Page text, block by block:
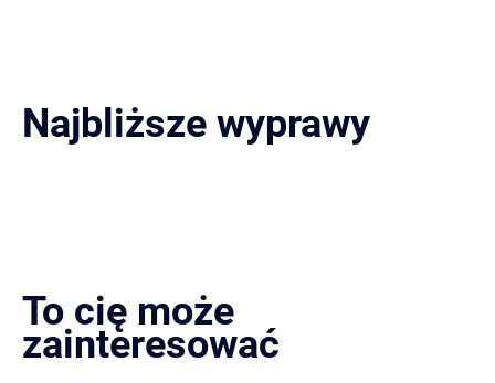
Najbliższe wyprawy
To cię może
zainteresować